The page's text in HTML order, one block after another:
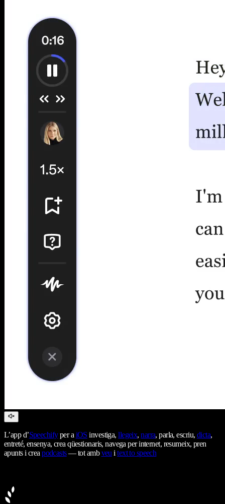
L’app d’Speechifyper aiOS investiga,llegeix,narra, parla, escriu, dicta,
entreté, ensenya, crea qüestionaris, navega per internet, resumeix, pren
apunts i creapodcasts— tot ambveuitext to speech